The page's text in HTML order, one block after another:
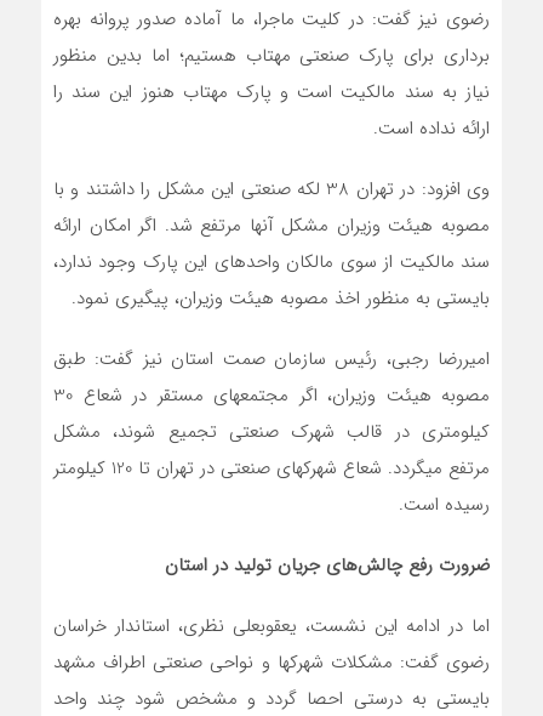
رضوی نیز گفت: در کلیت ماجرا، ما آماده صدور پروانه بهره
برداری برای پارک صنعتی مهتاب هستیم؛ اما بدین منظور
نیاز به سند مالکیت است و پارک مهتاب هنوز این سند را
ارائه نداده است.
وی افزود: در تهران 38 لکه صنعتی این مشکل را داشتند و با
مصوبه هیئت وزیران مشکل آنها مرتفع شد. اگر امکان ارائه
سند مالکیت از سوی مالکان واحدهای این پارک وجود ندارد،
بایستی به منظور اخذ مصوبه هیئت وزیران، پیگیری نمود.
امیررضا رجبی، رئیس سازمان صمت استان نیز گفت: طبق
مصوبه هیئت وزیران، اگر مجتمعهای مستقر در شعاع 30
کیلومتری در قالب شهرک صنعتی تجمیع شوند، مشکل
مرتفع میگردد. شعاع شهرکهای صنعتی در تهران تا 120 کیلومتر
رسیده است.
ضرورت رفع چالش‌های جریان تولید در استان
اما در ادامه این نشست، یعقوبعلی نظری، استاندار خراسان
رضوی گفت: مشکلات شهرکها و نواحی صنعتی اطراف مشهد
بایستی به درستی احصا گردد و مشخص شود چند واحد